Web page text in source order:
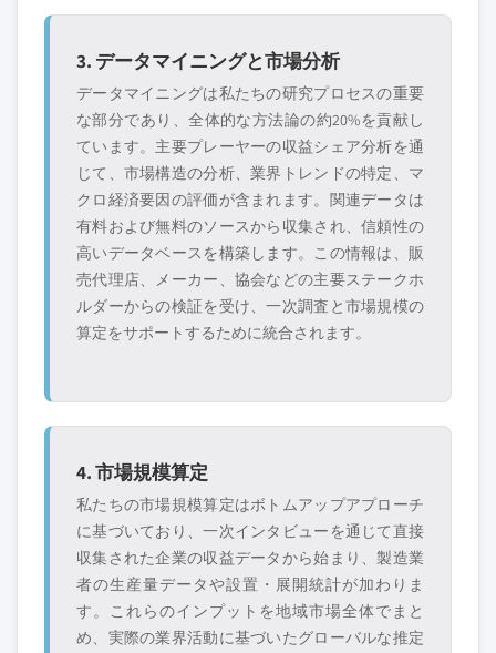
3. データマイニングと市場分析
データマイニングは私たちの研究プロセスの重要
な部分であり、全体的な方法論の約20%を貢献し
ています。主要プレーヤーの収益シェア分析を通
じて、市場構造の分析、業界トレンドの特定、マ
クロ経済要因の評価が含まれます。関連データは
有料および無料のソースから収集され、信頼性の
高いデータベースを構築します。この情報は、販
売代理店、メーカー、協会などの主要ステークホ
ルダーからの検証を受け、一次調査と市場規模の
算定をサポートするために統合されます。
4. 市場規模算定
私たちの市場規模算定はボトムアップアプローチ
に基づいており、一次インタビューを通じて直接
収集された企業の収益データから始まり、製造業
者の生産量データや設置・展開統計が加わりま
す。これらのインプットを地域市場全体でまと
め、実際の業界活動に基づいたグローバルな推定